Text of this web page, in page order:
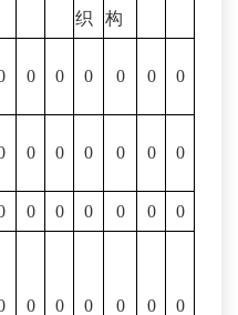
织
构
0 0 0 0 0 0
0 0 0 0 0 0
0 0 0 0 0 0
0 0 0 0 0 0